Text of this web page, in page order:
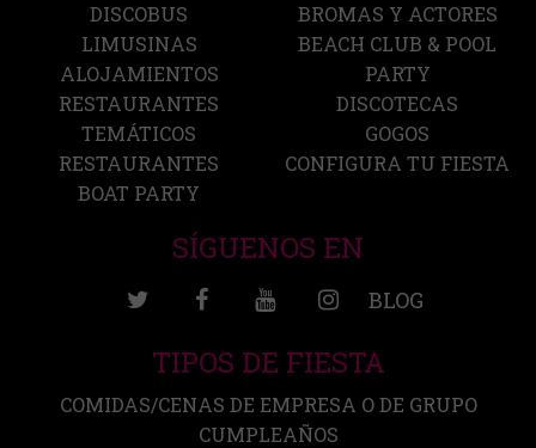
DISCOBUS
LIMUSINAS
ALOJAMIENTOS
RESTAURANTES
TEMÁTICOS
RESTAURANTES
BOAT PARTY
BROMAS Y ACTORES
BEACH CLUB & POOL
PARTY
DISCOTECAS
GOGOS
CONFIGURA TU FIESTA
SÍGUENOS EN
BLOG
TIPOS DE FIESTA
COMIDAS/CENAS DE EMPRESA O DE GRUPO
CUMPLEAÑOS